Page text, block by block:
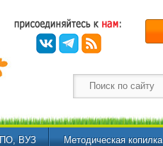
ВУЗ Методическая копилка